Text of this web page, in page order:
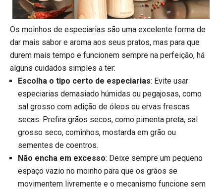
Os moinhos de especiarias são uma excelente forma de
dar mais sabor e aroma aos seus pratos, mas para que
durem mais tempo e funcionem sempre na perfeição, há
alguns cuidados simples a ter:
Escolha o tipo certo de especiarias: Evite usar
especiarias demasiado húmidas ou pegajosas, como
sal grosso com adição de óleos ou ervas frescas
secas. Prefira grãos secos, como pimenta preta, sal
grosso seco, cominhos, mostarda em grão ou
sementes de coentros.
Não encha em excesso: Deixe sempre um pequeno
espaço vazio no moinho para que os grãos se
movimentem livremente e o mecanismo funcione sem